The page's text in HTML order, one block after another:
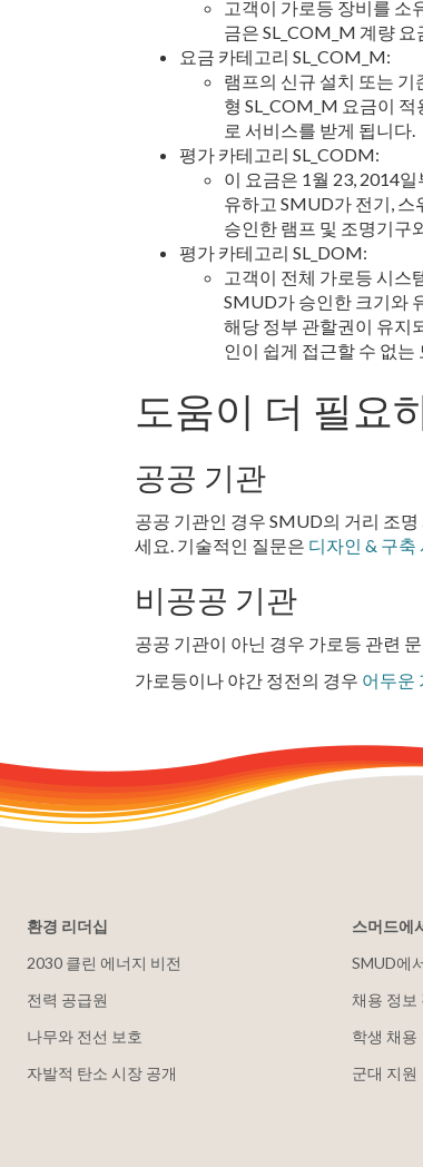
고객이 가로등 장비를 소
금은 SL_COM_M 계량
요금 카테고리 SL_COM_M:
램프의 신규 설치 또는
형 SL_COM_M 요금이
로 서비스를 받게 됩니다.
평가 카테고리 SL_CODM:
이 요금은 1월 23, 2014
유하고 SMUD가 전기,
승인한 램프 및 조명기구
평가 카테고리 SL_DOM:
고객이 전체 가로등 시스
SMUD가 승인한 크기와
해당 정부 관할권이 유지
인이 쉽게 접근할 수 없
도움이 더 필요
공공 기관
공공 기관인 경우 SMUD의 거리 조
세요. 기술적인 질문은 디자인 & 구축
비공공 기관
공공 기관이 아닌 경우 가로등 관련
가로등이나 야간 정전의 경우 어두운
환경 리더십
2030 클린 에너지 비전
전력 공급원
나무와 전선 보호
자발적 탄소 시장 공개
스머드에
SMUD에
채용 정보
학생 채용
군대 지원